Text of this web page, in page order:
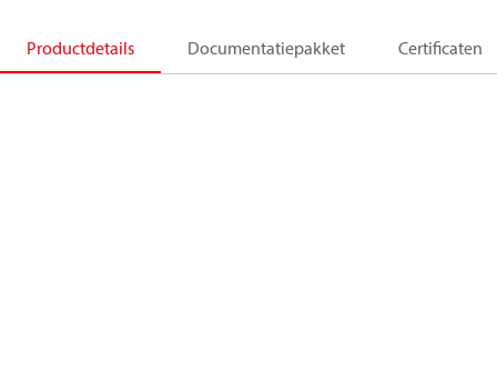
Productdetails Documentatiepakket Certificaten